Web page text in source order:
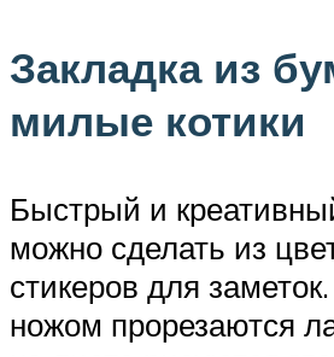
Закладка из
милые котики
Быстрый и
можно сделать из
стикеров для
ножом прорезаются